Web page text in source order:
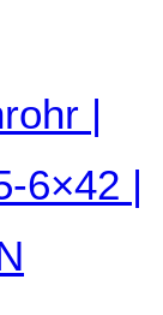
|
6×42 |